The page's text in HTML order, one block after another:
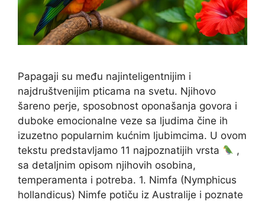
Papagaji su među najinteligentnijim i
najdruštvenijim pticama na svetu. Njihovo
šareno perje, sposobnost oponašanja govora i
duboke emocionalne veze sa ljudima čine ih
izuzetno popularnim kućnim ljubimcima. U ovom
tekstu predstavljamo 11 najpoznatijih vrsta
,
sa detaljnim opisom njihovih osobina,
temperamenta i potreba. 1. Nimfa (Nymphicus
hollandicus) Nimfe potiču iz Australije i poznate